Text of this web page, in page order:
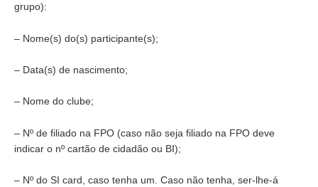
grupo):
– Nome(s) do(s) participante(s);
– Data(s) de nascimento;
– Nome do clube;
– Nº de filiado na FPO (caso não seja filiado na FPO deve
indicar o nº cartão de cidadão ou BI);
– Nº do SI card, caso tenha um. Caso não tenha, ser-lhe-á